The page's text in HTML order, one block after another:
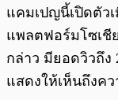
แคมเปญนี้เปิดตัว
แพลตฟอร์มโซเชี
กล่าว มียอดวิวถึง
แสดงให้เห็นถึงค